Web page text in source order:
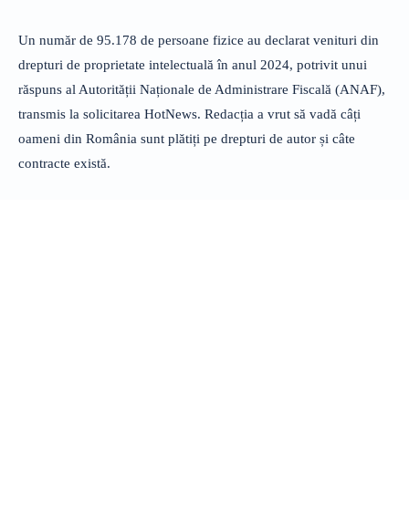
Un număr de 95.178 de persoane fizice au declarat venituri din
drepturi de proprietate intelectuală în anul 2024, potrivit unui
răspuns al Autorității Naționale de Administrare Fiscală (ANAF),
transmis la solicitarea HotNews. Redacția a vrut să vadă câți
oameni din România sunt plătiți pe drepturi de autor și câte
contracte există.